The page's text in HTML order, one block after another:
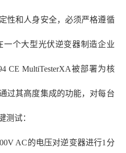
性和人身安全，必须严格遵循
一个大型光伏逆变器制造企业
CE MultiTesterXA被部署为核
过其高度集成的功能，对每台
测试：
AC的电压对逆变器进行1分